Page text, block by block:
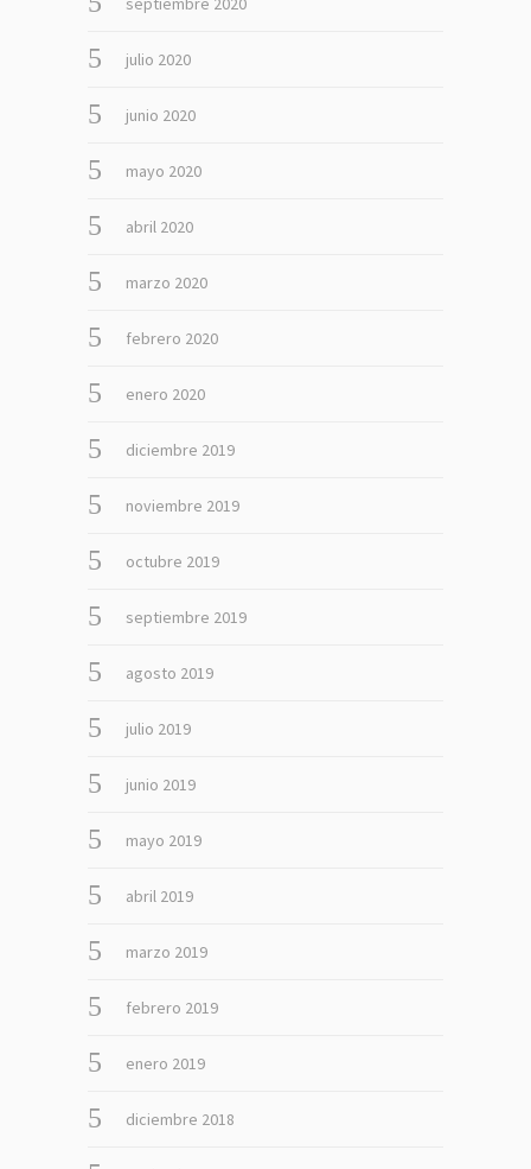
julio 2020
junio 2020
mayo 2020
abril 2020
marzo 2020
febrero 2020
enero 2020
diciembre 2019
noviembre 2019
octubre 2019
septiembre 2019
agosto 2019
julio 2019
junio 2019
mayo 2019
abril 2019
marzo 2019
febrero 2019
enero 2019
diciembre 2018